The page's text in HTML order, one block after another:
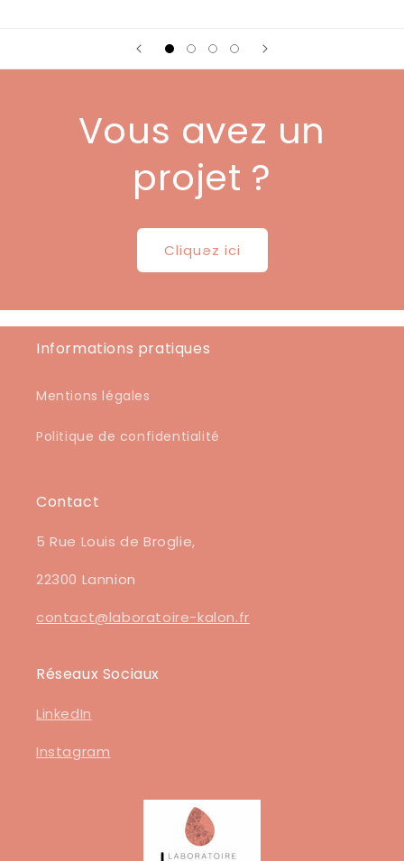
Vous avez un
projet ?
Cliquez ici
Informations pratiques
Mentions légales
Politique de confidentialité
Contact
5 Rue Louis de Broglie,
22300 Lannion
contact@laboratoire-kalon.fr
Réseaux Sociaux
LinkedIn
Instagram